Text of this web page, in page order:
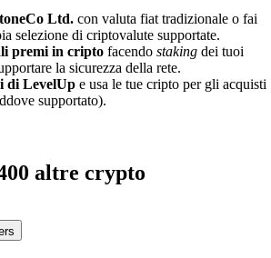
Ltd. con valuta fiat tradizionale o fai
selezione di criptovalute supportate.
premi in cripto facendo staking dei tuoi
la sicurezza della rete.
di LevelUp e usa le tue cripto per gli acquisti
supportato).
altre crypto